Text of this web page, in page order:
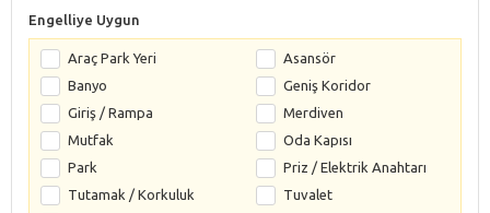
Engelliye Uygun
Araç Park Yeri
Asansör
Banyo
Geniş Koridor
Giriş / Rampa
Merdiven
Mutfak
Oda Kapısı
Park
Priz / Elektrik Anahtarı
Tutamak / Korkuluk
Tuvalet